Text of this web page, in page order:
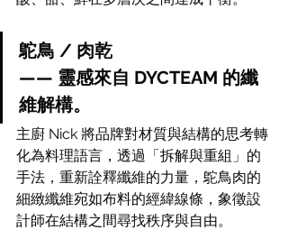
鴕鳥 / 肉乾
—— 靈感來自 DYCTEAM 的纖
維解構。
主廚 Nick 將品牌對材質與結構的思考轉
化為料理語言，透過「拆解與重組」的
手法，重新詮釋纖維的力量，鴕鳥肉的
細緻纖維宛如布料的經緯線條，象徵設
計師在結構之間尋找秩序與自由。